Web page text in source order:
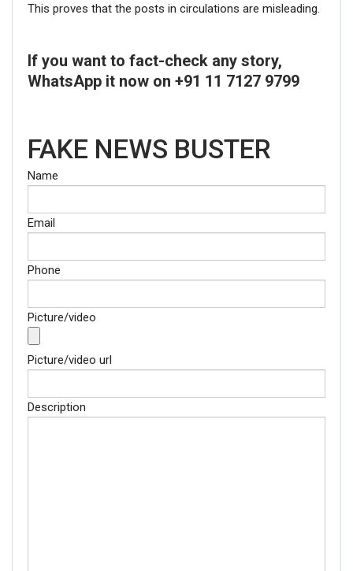
This proves that the posts in circulations are misleading.
If you want to fact-check any story,
WhatsApp it now on +91 11 7127 9799
FAKE NEWS BUSTER
Name
Email
Phone
Picture/video
Picture/video url
Description